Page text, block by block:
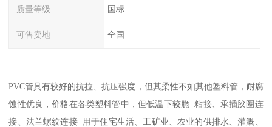
质量等级 国标
可售卖地 全国
PVC管具有较好的抗拉、抗压强度，但其柔性不如其他塑料管，耐腐
蚀性优良，价格在各类塑料管中，但低温下较脆 粘接、承插胶圈连
接、法兰螺纹连接 用于住宅生活、工矿业、农业的供排水、灌溉、